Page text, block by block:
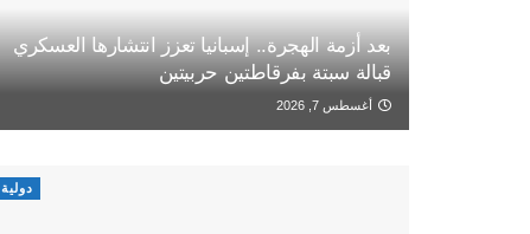
بعد أزمة الهجرة.. إسبانيا تعزز انتشارها العسكري
قبالة سبتة بفرقاطتين حربيتين
أغسطس 7, 2026
دولية